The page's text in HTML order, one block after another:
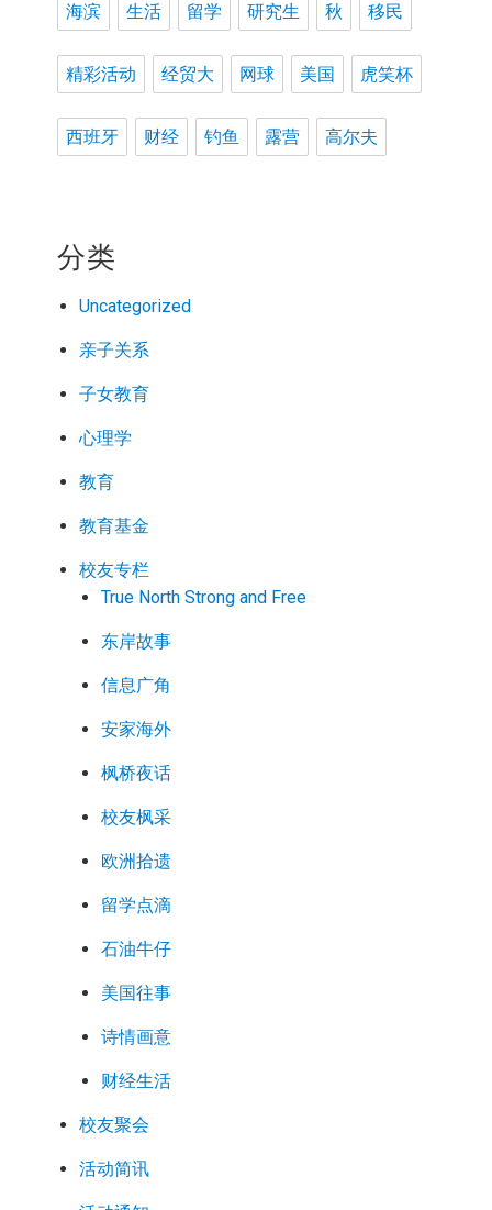
海滨 生活 留学 研究生 秋 移民
精彩活动 经贸大 网球 美国 虎笑杯
西班牙 财经 钓鱼 露营 高尔夫
分类
Uncategorized
亲子关系
子女教育
心理学
教育
教育基金
校友专栏
True North Strong and Free
东岸故事
信息广角
安家海外
枫桥夜话
校友枫采
欧洲拾遗
留学点滴
石油牛仔
美国往事
诗情画意
财经生活
校友聚会
活动简讯